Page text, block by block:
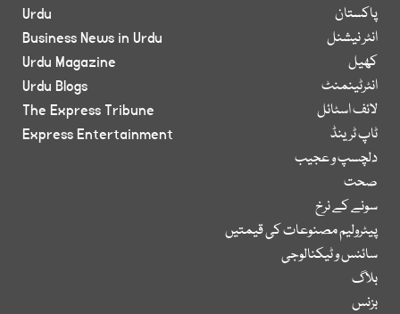
پاکستان
انٹر نیشنل
کھیل
انٹرٹینمنٹ
لائف اسٹائل
ٹاپ ٹرینڈ
دلچسپ و عجیب
صحت
سونے کے نرخ
پیٹرولیم مصنوعات کی قیمتیں
سائنس و ٹیکنالوجی
بلاگ
بزنس
Urdu
Business News in Urdu
Urdu Magazine
Urdu Blogs
The Express Tribune
Express Entertainment